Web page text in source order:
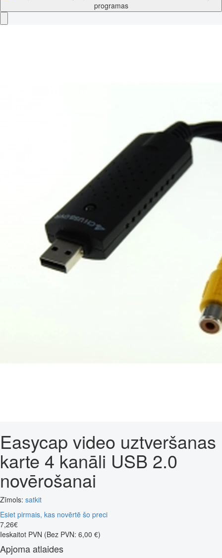
Easycap video uztveršanas
karte 4 kanāli USB 2.0
novērošanai
Zīmols: satkit
Esiet pirmais, kas novērtē šo preci
7,26€
Ieskaitot PVN (Bez PVN: 6,00 €)
Apjoma atlaides